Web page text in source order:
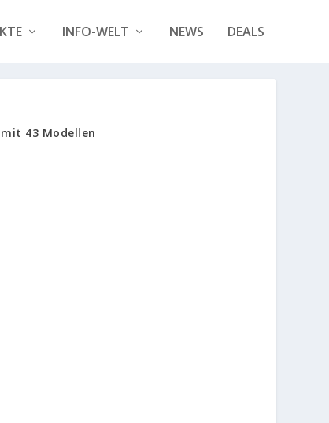
INFO-WELT NEWS DEALS
43 Modellen